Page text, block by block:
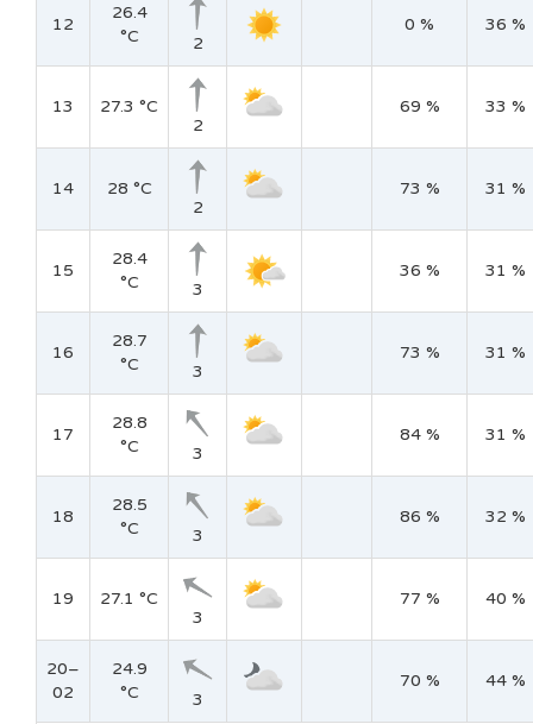
12
26.4
°C
2
0 % 36 %
13
27.3 °C
2
69 % 33 %
14
28 °C
2
73 % 31 %
15
28.4
°C
3
36 % 31 %
16
28.7
°C
3
73 % 31 %
17
28.8
°C
3
84 % 31 %
18
28.5
°C
3
86 % 32 %
19
27.1 °C
3
77 % 40 %
20–
02
24.9
°C
3
70 % 44 %